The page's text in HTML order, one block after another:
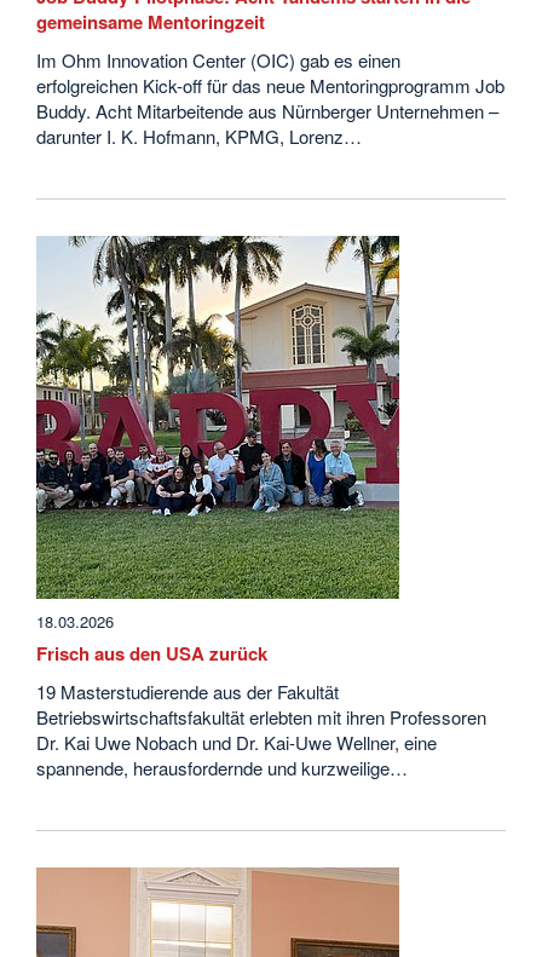
gemeinsame Mentoringzeit
Im Ohm Innovation Center (OIC) gab es einen
erfolgreichen Kick-off für das neue Mentoringprogramm Job
Buddy. Acht Mitarbeitende aus Nürnberger Unternehmen –
darunter I. K. Hofmann, KPMG, Lorenz…
18.03.2026
Frisch aus den USA zurück
19 Masterstudierende aus der Fakultät
Betriebswirtschaftsfakultät erlebten mit ihren Professoren
Dr. Kai Uwe Nobach und Dr. Kai-Uwe Wellner, eine
spannende, herausfordernde und kurzweilige…